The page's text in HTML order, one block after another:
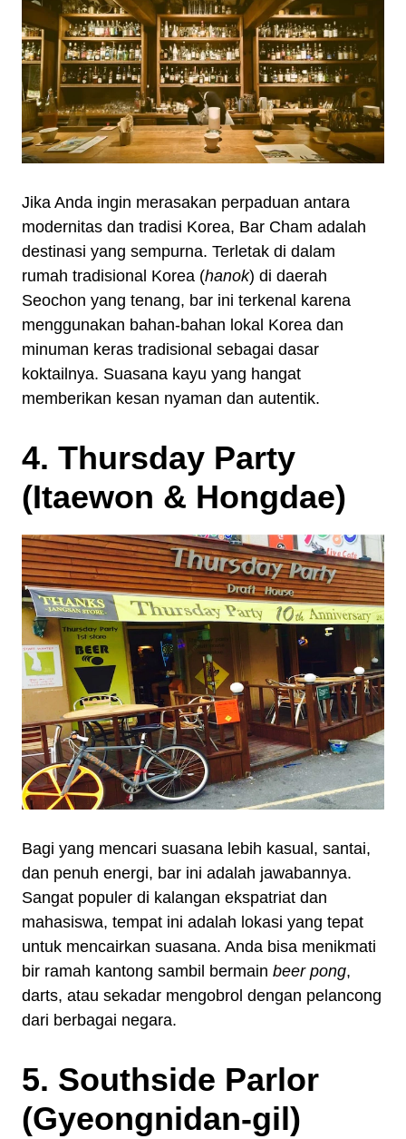
Jika Anda ingin merasakan perpaduan antara
modernitas dan tradisi Korea, Bar Cham adalah
destinasi yang sempurna. Terletak di dalam
rumah tradisional Korea (hanok) di daerah
Seochon yang tenang, bar ini terkenal karena
menggunakan bahan-bahan lokal Korea dan
minuman keras tradisional sebagai dasar
koktailnya. Suasana kayu yang hangat
memberikan kesan nyaman dan autentik.
4. Thursday Party
(Itaewon & Hongdae)
Bagi yang mencari suasana lebih kasual, santai,
dan penuh energi, bar ini adalah jawabannya.
Sangat populer di kalangan ekspatriat dan
mahasiswa, tempat ini adalah lokasi yang tepat
untuk mencairkan suasana. Anda bisa menikmati
bir ramah kantong sambil bermain beer pong,
darts, atau sekadar mengobrol dengan pelancong
dari berbagai negara.
5. Southside Parlor
(Gyeongnidan-gil)